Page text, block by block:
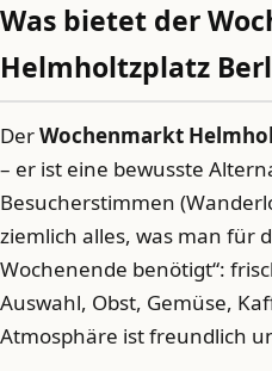
Was bietet der
Helmholtzplatz
DerWochenmarkt
– er ist eine bewusste
Besucherstimmen
ziemlich alles, was man für
Wochenende benötigt“:
Auswahl, Obst, Gemüse,
Atmosphäre ist freundlich